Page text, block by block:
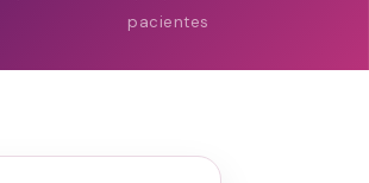
pacientes